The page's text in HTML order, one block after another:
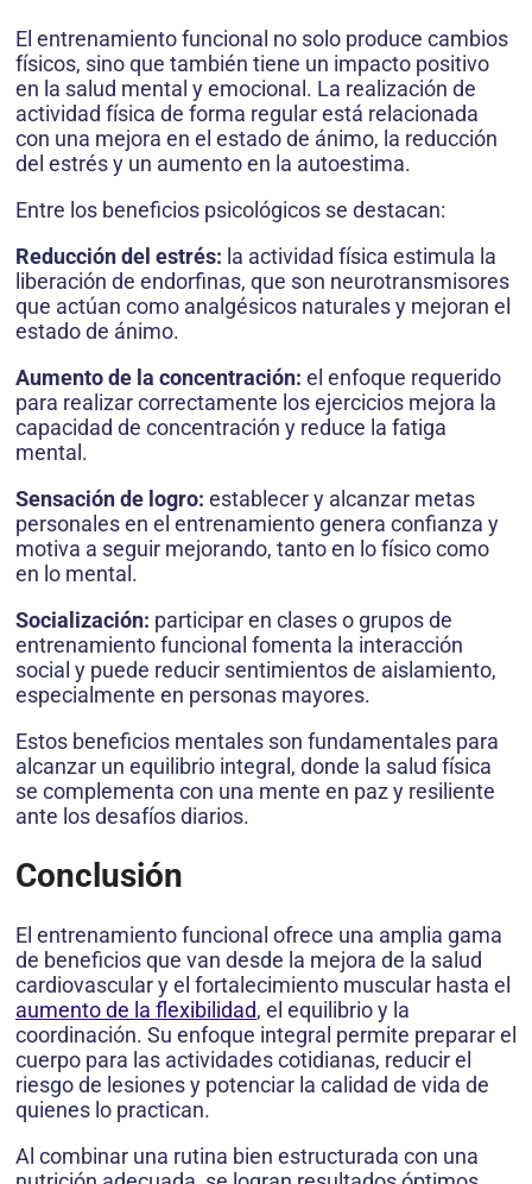
El entrenamiento funcional no solo produce cambios
físicos, sino que también tiene un impacto positivo
en la salud mental y emocional. La realización de
actividad física de forma regular está relacionada
con una mejora en el estado de ánimo, la reducción
del estrés y un aumento en la autoestima.
Entre los beneficios psicológicos se destacan:
Reducción del estrés: la actividad física estimula la
liberación de endorfinas, que son neurotransmisores
que actúan como analgésicos naturales y mejoran el
estado de ánimo.
Aumento de la concentración: el enfoque requerido
para realizar correctamente los ejercicios mejora la
capacidad de concentración y reduce la fatiga
mental.
Sensación de logro: establecer y alcanzar metas
personales en el entrenamiento genera confianza y
motiva a seguir mejorando, tanto en lo físico como
en lo mental.
Socialización: participar en clases o grupos de
entrenamiento funcional fomenta la interacción
social y puede reducir sentimientos de aislamiento,
especialmente en personas mayores.
Estos beneficios mentales son fundamentales para
alcanzar un equilibrio integral, donde la salud física
se complementa con una mente en paz y resiliente
ante los desafíos diarios.
Conclusión
El entrenamiento funcional ofrece una amplia gama
de beneficios que van desde la mejora de la salud
cardiovascular y el fortalecimiento muscular hasta el
aumento de la flexibilidad, el equilibrio y la
coordinación. Su enfoque integral permite preparar el
cuerpo para las actividades cotidianas, reducir el
riesgo de lesiones y potenciar la calidad de vida de
quienes lo practican.
Al combinar una rutina bien estructurada con una